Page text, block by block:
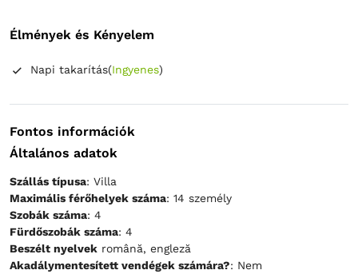
Élmények és Kényelem
Napi takarítás(Ingyenes)
Fontos információk
Általános adatok
Szállás típusa: Villa
Maximális férőhelyek száma: 14 személy
Szobák száma: 4
Fürdőszobák száma: 4
Beszélt nyelvek română, engleză
Akadálymentesített vendégek számára?
: Nem